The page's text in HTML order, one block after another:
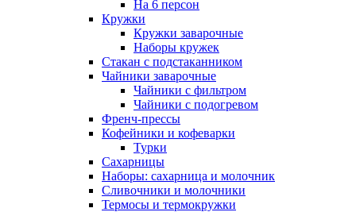
На 6 персон
Кружки
Кружки заварочные
Наборы кружек
Стакан с подстаканником
Чайники заварочные
Чайники с фильтром
Чайники с подогревом
Френч-прессы
Кофейники и кофеварки
Турки
Сахарницы
Наборы: сахарница и молочник
Сливочники и молочники
Термосы и термокружки